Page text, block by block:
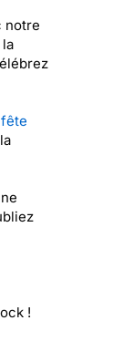
notre
!